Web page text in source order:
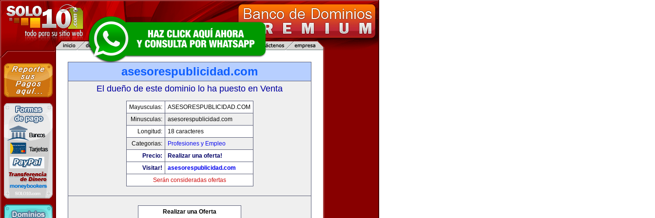
asesorespublicidad.com
El dueño de este dominio lo ha puesto en Venta
Mayusculas:
ASESORESPUBLICIDAD.COM
Minusculas:
asesorespublicidad.com
Longitud:
18 caracteres
Categorias:
Profesiones y Empleo
Precio:
Realizar una oferta!
Visitar!
asesorespublicidad.com
Serán consideradas ofertas
Realizar una Oferta